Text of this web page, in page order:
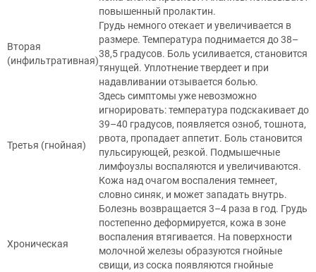
повышенный пролактин.
Вторая
(инфильтративная)
Грудь немного отекает и увеличивается в
размере. Температура поднимается до 38–
38,5 градусов. Боль усиливается, становится
тянущей. Уплотнение твердеет и при
надавливании отзывается болью.
Третья (гнойная)
Здесь симптомы уже невозможно
игнорировать: температура подскакивает до
39–40 градусов, появляется озноб, тошнота,
рвота, пропадает аппетит. Боль становится
пульсирующей, резкой. Подмышечные
лимфоузлы воспаляются и увеличиваются.
Кожа над очагом воспаления темнеет,
словно синяк, и может западать внутрь.
Хроническая
Болезнь возвращается 3–4 раза в год. Грудь
постепенно деформируется, кожа в зоне
воспаления втягивается. На поверхности
молочной железы образуются гнойные
свищи, из соска появляются гнойные